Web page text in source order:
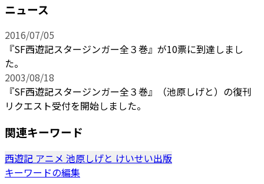
ニュース
2016/07/05
『SF西遊記スタージンガー全３巻』が10票に到達しまし
た。
2003/08/18
『SF西遊記スタージンガー全３巻』（池原しげと）の復刊
リクエスト受付を開始しました。
関連キーワード
西遊記 アニメ 池原しげと けいせい出版
キーワードの編集